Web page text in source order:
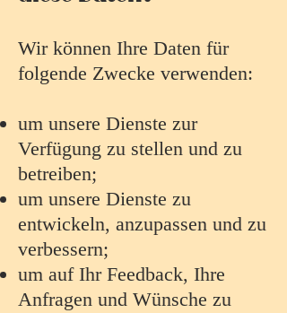
Wir können Ihre Daten für
folgende Zwecke verwenden:
um unsere Dienste zur
Verfügung zu stellen und zu
betreiben;
um unsere Dienste zu
entwickeln, anzupassen und zu
verbessern;
um auf Ihr Feedback, Ihre
Anfragen und Wünsche zu